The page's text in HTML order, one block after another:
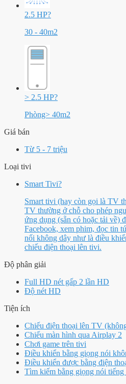
2.5 HP?
30 - 40m2
> 2.5 HP?
Phòng> 40m2
Giá bán
Từ 5 - 7 triệu
Loại tivi
Smart Tivi?
Smart tivi (hay còn gọi là TV
TV thường ở chỗ cho phép
ứng dụng (sẵn có hoặc tải về)
Facebook, xem phim, đọc tin
nối không dây như là điều
chiếu điện thoại lên tivi.
Độ phân giải
Full HD nét gấp 2 lần HD
Độ nét HD
Tiện ích
Chiếu điện thoại lên TV
Chiếu màn hình qua Airplay 2
Chơi game trên tivi
Điều khiển bằng giọng nói
Điều khiển được bằng điện
Tìm kiếm bằng giọng nói tiếng